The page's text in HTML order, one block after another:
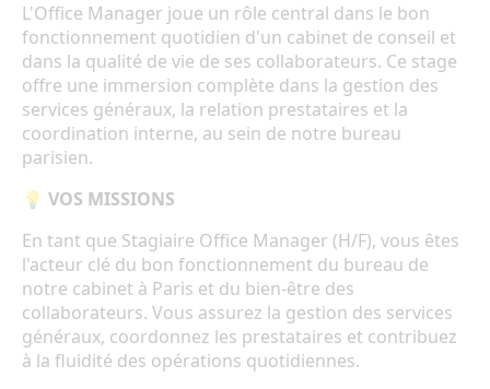
L'Office Manager joue un rôle central dans le bon
fonctionnement quotidien d'un cabinet de conseil et
dans la qualité de vie de ses collaborateurs. Ce stage
offre une immersion complète dans la gestion des
services généraux, la relation prestataires et la
coordination interne, au sein de notre bureau
parisien.
💡 VOS MISSIONS
En tant que Stagiaire Office Manager (H/F), vous êtes
l'acteur clé du bon fonctionnement du bureau de
notre cabinet à Paris et du bien-être des
collaborateurs. Vous assurez la gestion des services
généraux, coordonnez les prestataires et contribuez
à la fluidité des opérations quotidiennes.